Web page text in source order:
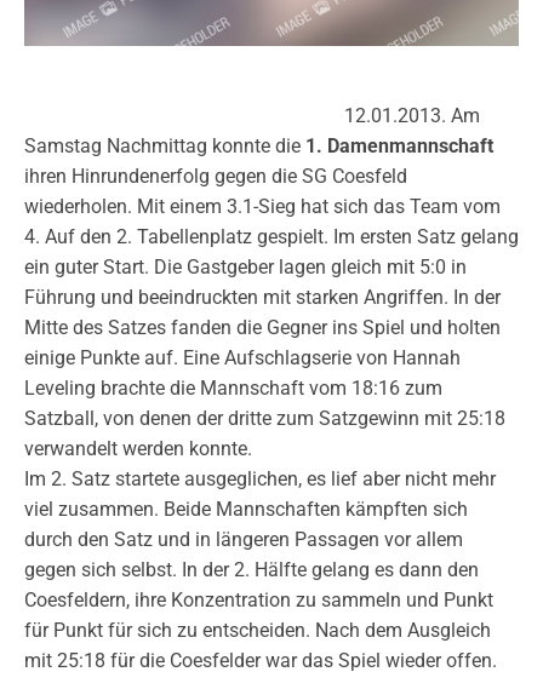
12.01.2013. Am
Samstag Nachmittag konnte die 1. Damenmannschaft
ihren Hinrundenerfolg gegen die SG Coesfeld
wiederholen. Mit einem 3.1-Sieg hat sich das Team vom
4. Auf den 2. Tabellenplatz gespielt. Im ersten Satz gelang
ein guter Start. Die Gastgeber lagen gleich mit 5:0 in
Führung und beeindruckten mit starken Angriffen. In der
Mitte des Satzes fanden die Gegner ins Spiel und holten
einige Punkte auf. Eine Aufschlagserie von Hannah
Leveling brachte die Mannschaft vom 18:16 zum
Satzball, von denen der dritte zum Satzgewinn mit 25:18
verwandelt werden konnte.
Im 2. Satz startete ausgeglichen, es lief aber nicht mehr
viel zusammen. Beide Mannschaften kämpften sich
durch den Satz und in längeren Passagen vor allem
gegen sich selbst. In der 2. Hälfte gelang es dann den
Coesfeldern, ihre Konzentration zu sammeln und Punkt
für Punkt für sich zu entscheiden. Nach dem Ausgleich
mit 25:18 für die Coesfelder war das Spiel wieder offen.